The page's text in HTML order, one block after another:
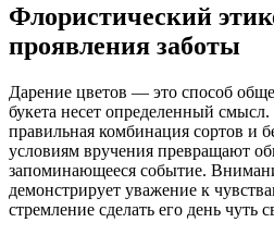
Флористический
проявления заботы
Дарение цветов — это способ
букета несет определенный
правильная комбинация сортов и
условиям вручения превращают
запоминающееся событие.
демонстрирует уважение к
стремление сделать его день чуть